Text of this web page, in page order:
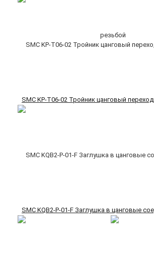
SMC KP-T06-02 Тройник цанговый
SMC KQB2-P-01-F Заглушка в цанговые